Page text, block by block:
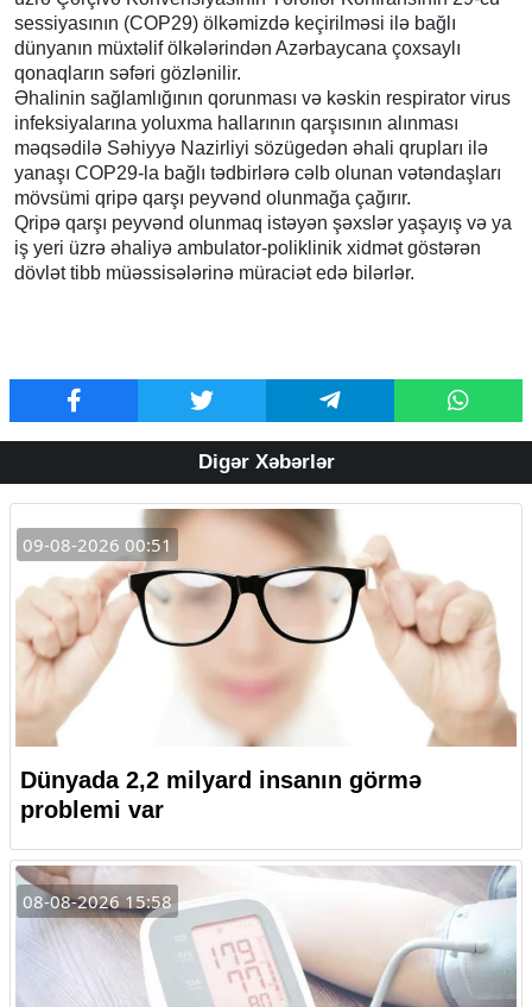
sessiyasının (COP29) ölkəmizdə keçirilməsi ilə bağlı
dünyanın müxtəlif ölkələrindən Azərbaycana çoxsaylı
qonaqların səfəri gözlənilir.
Əhalinin sağlamlığının qorunması və kəskin respirator virus
infeksiyalarına yoluxma hallarının qarşısının alınması
məqsədilə Səhiyyə Nazirliyi sözügedən əhali qrupları ilə
yanaşı COP29-la bağlı tədbirlərə cəlb olunan vətəndaşları
mövsümi qripə qarşı peyvənd olunmağa çağırır.
Qripə qarşı peyvənd olunmaq istəyən şəxslər yaşayış və ya
iş yeri üzrə əhaliyə ambulator-poliklinik xidmət göstərən
dövlət tibb müəssisələrinə müraciət edə bilərlər.
Digər Xəbərlər
09-08-2026 00:51
Dünyada 2,2 milyard insanın görmə
problemi var
08-08-2026 15:58